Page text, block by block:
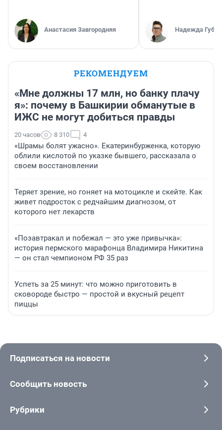
Анастасия Завгородняя Надежда
РЕКОМЕНДУЕМ
«Мне должны 17 млн, но банку плачу
я»: почему в Башкирии обманутые в
ИЖС не могут добиться правды
20 часов 8 310 4
«Шрамы болят ужасно». Екатеринбурженка, которую
облили кислотой по указке бывшего, рассказала о
своем восстановлении
Теряет зрение, но гоняет на мотоцикле и скейте. Как
живет подросток с редчайшим диагнозом, от
которого нет лекарств
«Позавтракал и побежал — это уже привычка»:
история пермского марафонца Владимира Никитина
— он стал чемпионом РФ 35 раз
Успеть за 25 минут: что можно приготовить в
сковороде быстро — простой и вкусный рецепт
пиццы
Подписаться на новости
Сообщить новость
Рубрики